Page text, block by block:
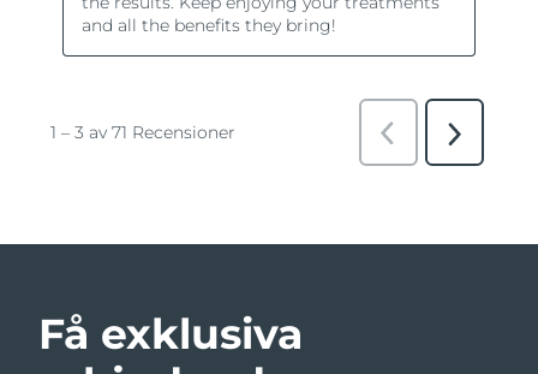
Få exklusiva